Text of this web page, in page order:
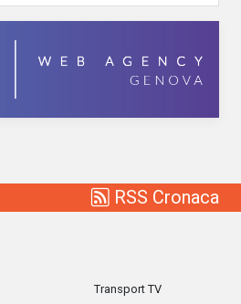
RSS Cronaca
Transport TV